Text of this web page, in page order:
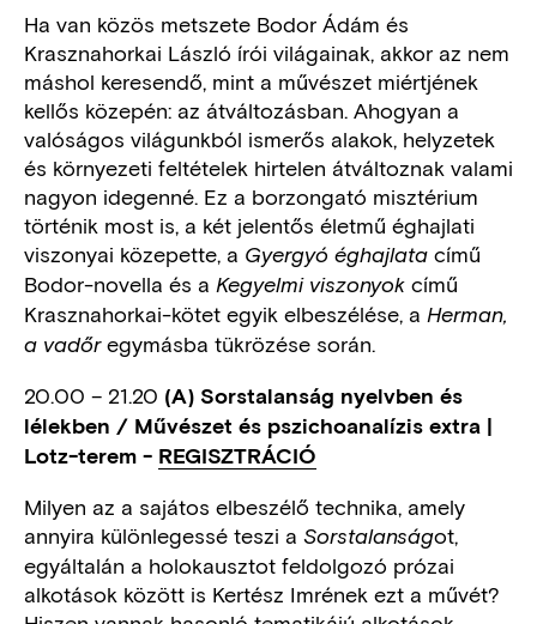
Ha van közös metszete Bodor Ádám és
Krasznahorkai László írói világainak, akkor az nem
máshol keresendő, mint a művészet miértjének
kellős közepén: az átváltozásban. Ahogyan a
valóságos világunkból ismerős alakok, helyzetek
és környezeti feltételek hirtelen átváltoznak valami
nagyon idegenné. Ez a borzongató misztérium
történik most is, a két jelentős életmű éghajlati
viszonyai közepette, a Gyergyó éghajlata című
Bodor-novella és a Kegyelmi viszonyok című
Krasznahorkai-kötet egyik elbeszélése, a Herman,
a vadőregymásba tükrözése során.
20.00 – 21.20 (A) Sorstalanság nyelvben és
lélekben / Művészet és pszichoanalízis extra |
Lotz-terem - REGISZTRÁCIÓ
Milyen az a sajátos elbeszélő technika, amely
annyira különlegessé teszi a Sorstalanságot,
egyáltalán a holokausztot feldolgozó prózai
alkotások között is Kertész Imrének ezt a művét?